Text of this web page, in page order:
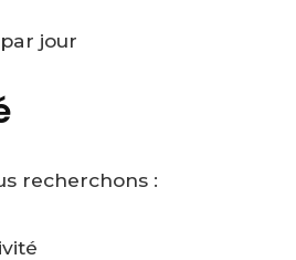
jour
recherchons :